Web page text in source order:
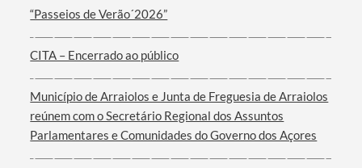
Filtros
“Passeios de Verão´2026”
CITA – Encerrado ao público
Município de Arraiolos e Junta de Freguesia de Arraiolos
reúnem com o Secretário Regional dos Assuntos
Parlamentares e Comunidades do Governo dos Açores